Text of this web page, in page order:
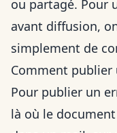
ou partagé. Pour
avant diffusion,
simplement de
Comment publier
Pour publier un
là où le